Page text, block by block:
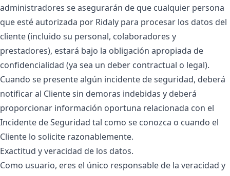
administradores se asegurarán de que cualquier persona
que esté autorizada por Ridaly para procesar los datos del
cliente (incluido su personal, colaboradores y
prestadores), estará bajo la obligación apropiada de
confidencialidad (ya sea un deber contractual o legal).
Cuando se presente algún incidente de seguridad, deberá
notificar al Cliente sin demoras indebidas y deberá
proporcionar información oportuna relacionada con el
Incidente de Seguridad tal como se conozca o cuando el
Cliente lo solicite razonablemente.
Exactitud y veracidad de los datos.
Como usuario, eres el único responsable de la veracidad y